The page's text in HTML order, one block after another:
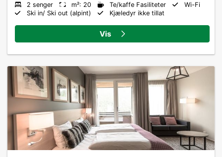
2 senger m²: 20 Te/kaffe Fasiliteter
Wi-Fi
Ski in/ Ski out (alpint)
Kjæledyr ikke tillat
Vis